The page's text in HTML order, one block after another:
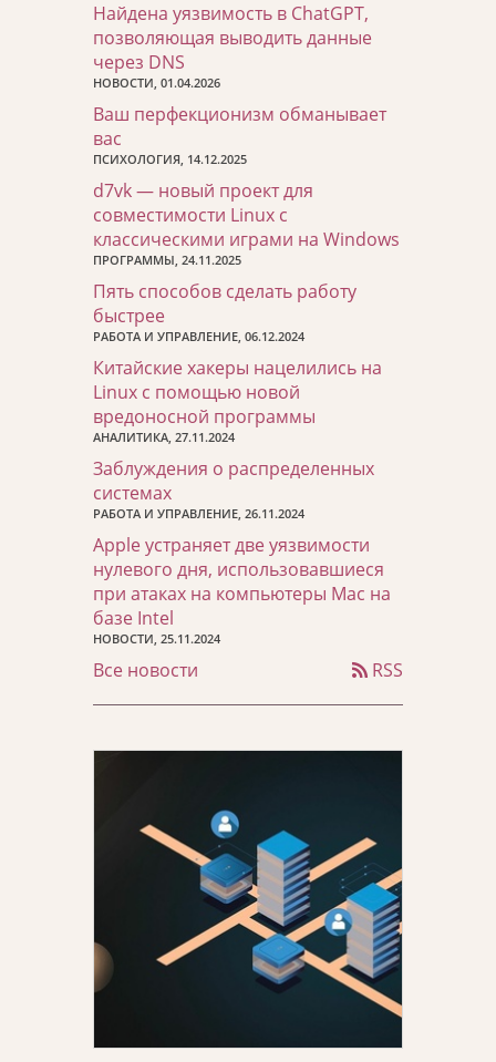
Найдена уязвимость в ChatGPT,
позволяющая выводить данные
через DNS
НОВОСТИ, 01.04.2026
Ваш перфекционизм обманывает
вас
ПСИХОЛОГИЯ, 14.12.2025
d7vk — новый проект для
совместимости Linux с
классическими играми на Windows
ПРОГРАММЫ, 24.11.2025
Пять способов сделать работу
быстрее
РАБОТА И УПРАВЛЕНИЕ, 06.12.2024
Китайские хакеры нацелились на
Linux с помощью новой
вредоносной программы
АНАЛИТИКА, 27.11.2024
Заблуждения о распределенных
системах
РАБОТА И УПРАВЛЕНИЕ, 26.11.2024
Apple устраняет две уязвимости
нулевого дня, использовавшиеся
при атаках на компьютеры Mac на
базе Intel
НОВОСТИ, 25.11.2024
Все новости RSS